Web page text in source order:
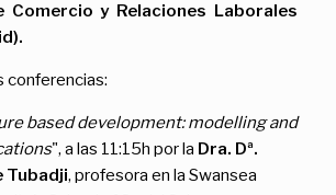
Comercio y Relaciones Laborales
conferencias:
based development: modelling and
", a las 11:15h por la Dra. Dª.
Tubadji, profesora en la Swansea